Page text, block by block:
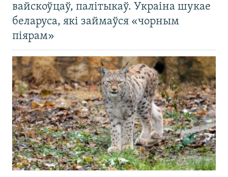
вайскоўцаў, палітыкаў. Украіна шукае
беларуса, які займаўся «чорным
піярам»